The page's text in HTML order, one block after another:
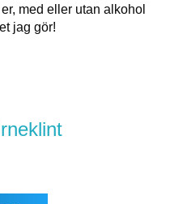
med eller utan alkohol
jag gör!